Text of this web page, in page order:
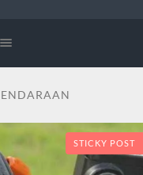
STICKY POST